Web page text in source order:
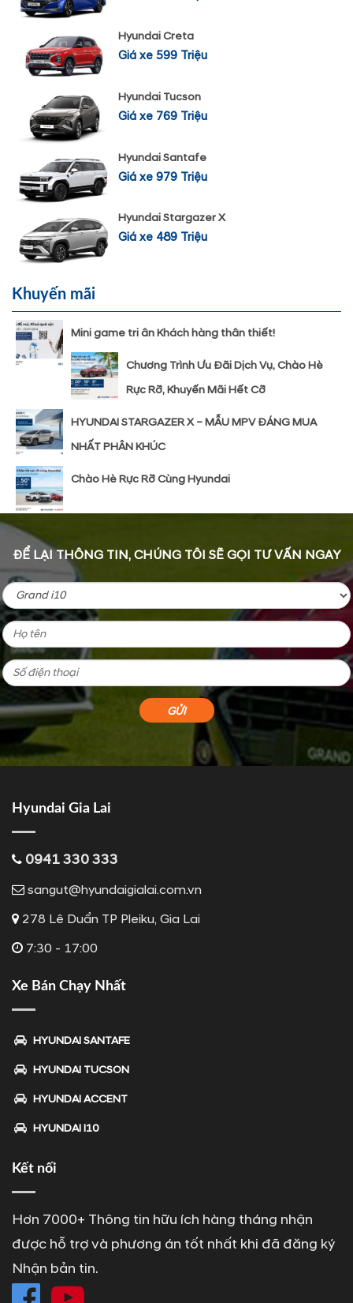
Hyundai Creta
Giá xe 599 Triệu
Hyundai Tucson
Giá xe 769 Triệu
Hyundai Santafe
Giá xe 979 Triệu
Hyundai Stargazer X
Giá xe 489 Triệu
Khuyến mãi
Mini game tri ân Khách hàng thân thiết!
Chương Trình Ưu Đãi Dịch Vụ, Chào Hè
Rực Rỡ, Khuyến Mãi Hết Cỡ
HYUNDAI STARGAZER X – MẪU MPV ĐÁNG MUA
NHẤT PHÂN KHÚC
Chào Hè Rực Rỡ Cùng Hyundai
ĐỂ LẠI THÔNG TIN, CHÚNG TÔI SẼ GỌI TƯ VẤN NGAY
Hyundai Gia Lai
0941 330 333
sangut@hyundaigialai.com.vn
278 Lê Duẩn TP Pleiku, Gia Lai
7:30 - 17:00
Xe Bán Chạy Nhất
HYUNDAI SANTAFE
HYUNDAI TUCSON
HYUNDAI ACCENT
HYUNDAI I10
Kết nối
Hơn 7000+ Thông tin hữu ích hàng tháng nhận
được hỗ trợ và phương án tốt nhất khi đã đăng ký
Nhận bản tin.